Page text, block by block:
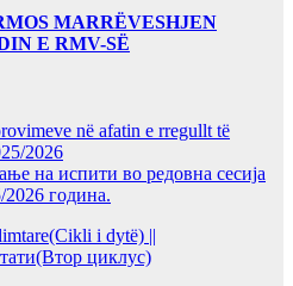
MARRËVESHJEN
E RMV-SË
në afatin e rregullt të
2026
на испити во редовна сесија
2026 година.
i dytë) ||
циклус)